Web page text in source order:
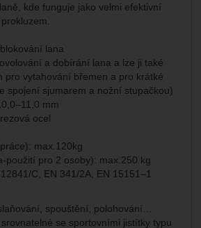
kde funguje jako velmi efektivní
lana
a dobírání lana a lze ji také
pro vytahování břemen a pro krátké
spojení sjumarem a nožní stupačkou)
mm
ocel
max.120kg
použití pro 2 osoby): max.250 kg
C, EN 341/2A, EN 15151–1
spouštění, polohování…
se sportovními jistítky typu